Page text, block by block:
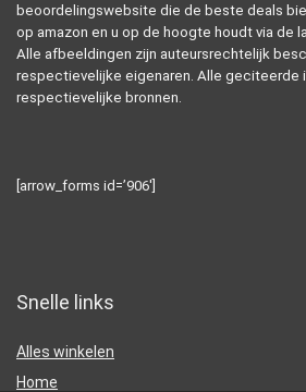
beoordelingswebsite die de beste deals
op amazon en u op de hoogte houdt via de
Alle afbeeldingen zijn auteursrechtelijk
respectievelijke eigenaren. Alle geciteerde
respectievelijke bronnen.
[arrow_forms id=’906′]
Snelle links
Alles winkelen
Home